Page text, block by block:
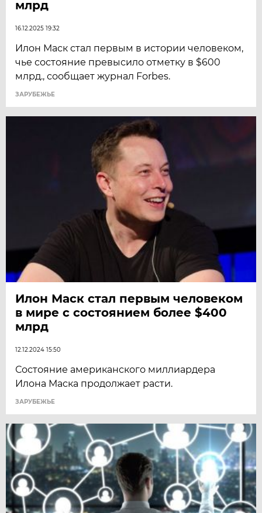
млрд
16.12.2025 19:32
Илон Маск стал первым в истории человеком,
чье состояние превысило отметку в $600
млрд., сообщает журнал Forbes.
ЗАРУБЕЖЬЕ
Илон Маск стал первым человеком
в мире с состоянием более $400
млрд
12.12.2024 15:50
Состояние американского миллиардера
Илона Маска продолжает расти.
ЗАРУБЕЖЬЕ